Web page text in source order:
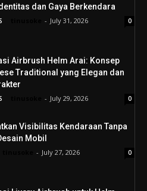
dan Gaya Berkendara
- July 31, 2026 0
Airbrush Helm Arai: Konsep
Traditional yang Elegan dan
- July 29, 2026 0
Visibilitas Kendaraan Tanpa
Mobil
- July 27, 2026 0